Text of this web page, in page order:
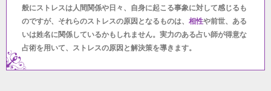
般にストレスは人間関係や日々、自身に起こる事象に対して感じるも
のですが、それらのストレスの原因となるものは、 相性や前世、ある
いは姓名に関係しているかもしれません。実力のある占い師が得意な
占術を用いて、ストレスの原因と解決策を導きます。